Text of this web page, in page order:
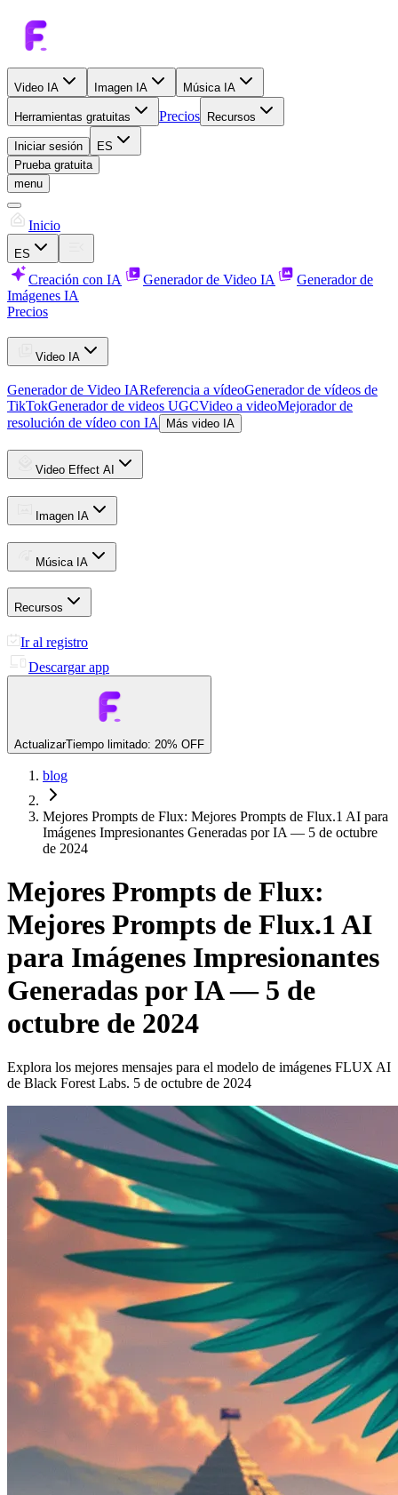
Video IA Imagen IA Música IA
Herramientas gratuitas Precios Recursos
Iniciar sesión
ES
Prueba gratuita
menu
Inicio
ES
Creación con IA Generador de Video IA
Generador de
Imágenes IA
Precios
Video IA
Generador de Video IAReferencia a vídeoGenerador de vídeos de
TikTokGenerador de videos UGCVideo a videoMejorador de
resolución de vídeo con IA
Más video IA
Video Effect AI
Imagen IA
Música IA
Recursos
Ir al registro
Descargar app
ActualizarTiempo limitado: 20% OFF
blog
Mejores Prompts de Flux: Mejores Prompts de Flux.1 AI para
Imágenes Impresionantes Generadas por IA — 5 de octubre
de 2024
Mejores Prompts de Flux:
Mejores Prompts de Flux.1 AI
para Imágenes Impresionantes
Generadas por IA — 5 de
octubre de 2024
Explora los mejores mensajes para el modelo de imágenes FLUX AI
de Black Forest Labs. 5 de octubre de 2024